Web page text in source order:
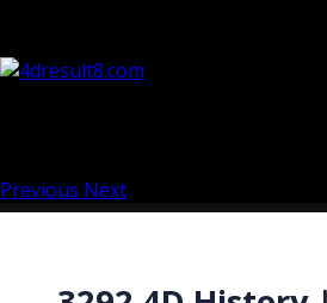
Previous Next